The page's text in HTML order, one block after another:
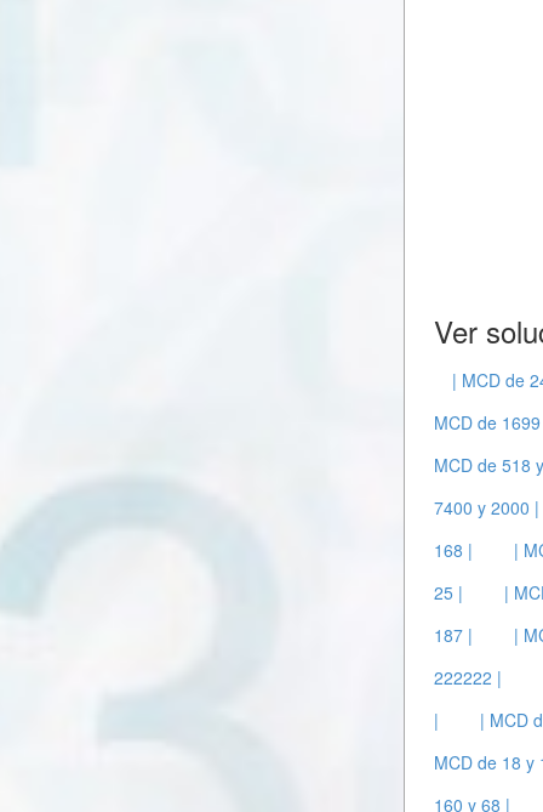
Ver
| MCD de
MCD de
MCD de 518
7400 y 2000 |
168 |
|
25 |
|
187 |
|
222222 |
|
| MCD
MCD de 18 y
160 y 68 |